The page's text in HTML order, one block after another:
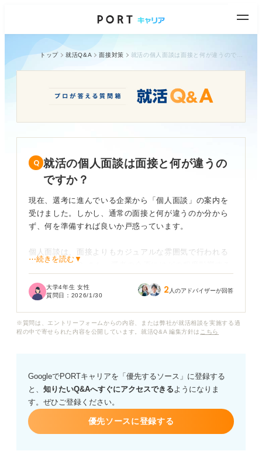
トップ 就活Q&A 面接対策
就活の個人面談は面接と何が違うの
ですか？
現在、選考に進んでいる企業から「個人面談」の案内を
受けました。しかし、通常の面接と何が違うのか分から
ず、何を準備すれば良いか戸惑っています。
個人面談は、面接よりもカジュアルな雰囲気で行われる
のでしょうか？ また、選考の合否にはどの程度影響する
です。
生側から効果的に質問する方法を知りたいです。
にアドバイスをお願いいたします。
⋯続きを読む▼
大学4年生 女性
質問日： 2026/1/30 2 人のアドバイザーが回答
※質問は、エントリーフォームからの内容、または弊社が就活相談を実施する過
程の中で寄せられた内容を公開しています。就活Q&A 編集方針は こちら
GoogleでPORTキャリアを「優先するソース」に登録する
と、 知りたいQ&Aへすぐにアクセスできるようになりま
す。ぜひご登録ください。
優先ソースに登録する